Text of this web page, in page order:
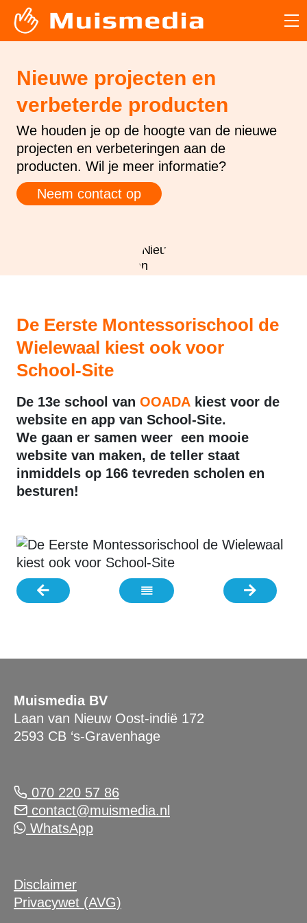
Nieuwe projecten en
verbeterde producten
We houden je op de hoogte van de nieuwe
projecten en verbeteringen aan de
producten. Wil je meer informatie?
Neem contact op
De Eerste Montessorischool de
Wielewaal kiest ook voor
School-Site
De 13e school van OOADA kiest voor de
website en app van School-Site.
We gaan er samen weer een mooie
website van maken, de teller staat
inmiddels op 166 tevreden scholen en
besturen!
Muismedia BV
Laan van Nieuw Oost-indië 172
2593 CB ‘s-Gravenhage
070 220 57 86
contact@muismedia.nl
WhatsApp
Disclaimer
Privacywet (AVG)